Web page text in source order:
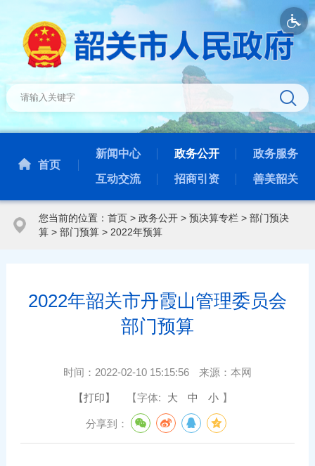
首页
新闻中心 政务公开 政务服务
互动交流 招商引资 善美韶关
您当前的位置： 首页> 政务公开> 预决算专栏> 部门预决
算> 部门预算> 2022年预算
2022年韶关市丹霞山管理委员会
部门预算
时间： 2022-02-10 15:15:56 来源： 本网
【打印】 【字体: 大 中 小 】
分享到：